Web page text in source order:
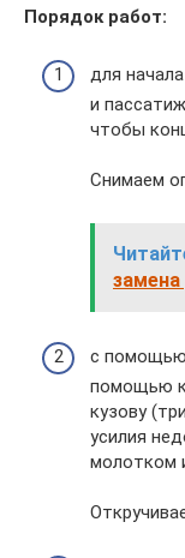
Порядок работ:
для
и
чтобы
Снимаем
замена
с помощью
помощью
кузову
усилия
молотком